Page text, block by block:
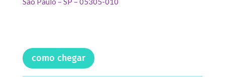
como chegar